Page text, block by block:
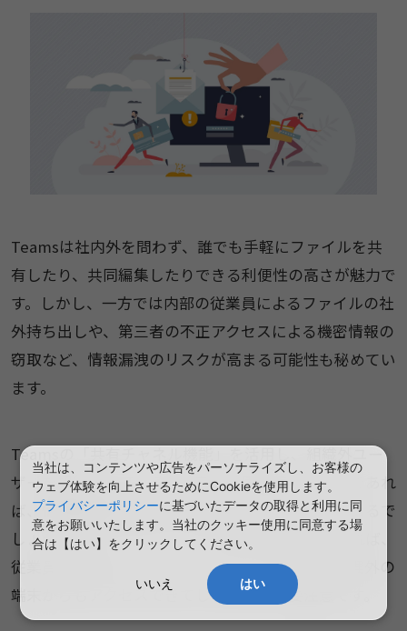
Teamsは社内外を問わず、誰でも手軽にファイルを共
有したり、共同編集したりできる利便性の高さが魅力で
す。しかし、一方では内部の従業員によるファイルの社
外持ち出しや、第三者の不正アクセスによる機密情報の
窃取など、情報漏洩のリスクが高まる可能性も秘めてい
ます。
Teamsの「共有チャネル機能」を活用し、組織外ユー
ザーを招待してファイル共有や共同編集を行うのであれ
ば、情報漏洩や不正アクセスのリスクはさらに高まるで
しょう。またインターネットに繋がる環境さえあれば、
従業員の私用パソコンやスマートフォンなど、管理外の
端末からもアクセスできてしまう点にも要注意です。
当社は、コンテンツや広告をパーソナライズし、お客様の
ウェブ体験を向上させるためにCookieを使用します。
プライバシーポリシーに基づいたデータの取得と利用に同
意をお願いいたします。当社のクッキー使用に同意する場
合は【はい】をクリックしてください。
いいえ はい